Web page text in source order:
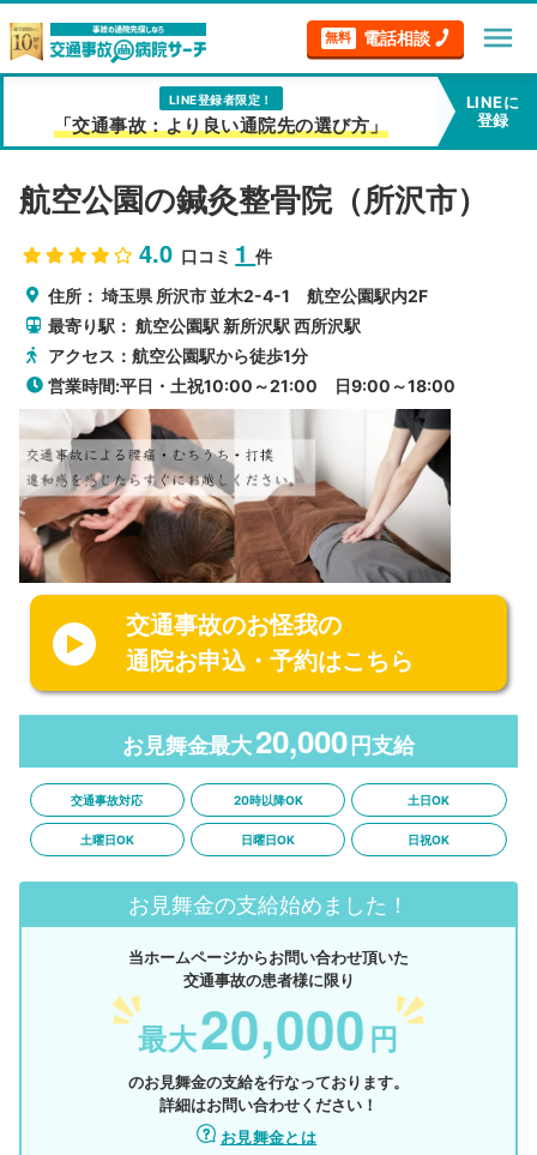
無料 電話相談 menu
LINE登録者限定！
「交通事故：より良い通院先の選び方」
LINEに
登録
航空公園の鍼灸整骨院（所沢市）
4.0 口コミ 1件
住所：埼玉県 所沢市並木2-4-1 航空公園駅内2F
最寄り駅：航空公園駅 新所沢駅 西所沢駅
アクセス：航空公園駅から徒歩1分
営業時間:平日・土祝10:00～21:00 日9:00～18:00
交通事故のお怪我の
通院お申込・予約はこちら
お見舞金最大20,000 円支給
交通事故対応 20時以降OK 土日OK
土曜日OK 日曜日OK 日祝OK
お見舞金の支給始めました！
当ホームページからお問い合わせ頂いた
交通事故の患者様に限り
最大20,000 円
のお見舞金の支給を行なっております。
詳細はお問い合わせください！
お見舞金とは